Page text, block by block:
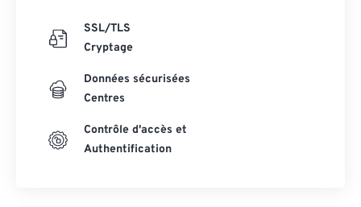
SSL/TLS
Cryptage
Données sécurisées
Centres
Contrôle d'accès et
Authentification